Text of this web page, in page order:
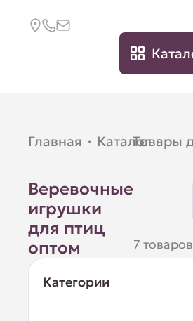
Главная · Каталог ·
Товары
Веревочные
игрушки
для птиц
оптом
7 товаров
Категории